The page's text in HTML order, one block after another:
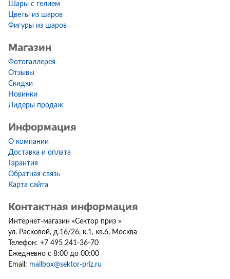
Шары с гелием
Цветы из шаров
Фигуры из шаров
Магазин
Фотогаллерея
Отзывы
Скидки
Новинки
Лидеры продаж
Информация
О компании
Доставка и оплата
Гарантия
Обратная связь
Карта сайта
Контактная информация
Интернет-магазин «Сектор приз »
ул. Расковой, д.16/26, к.1, кв.6, Москва
Телефон: +7 495 241-36-70
Ежедневно с 8:00 до 00:00
Email: mailbox@sektor-priz.ru